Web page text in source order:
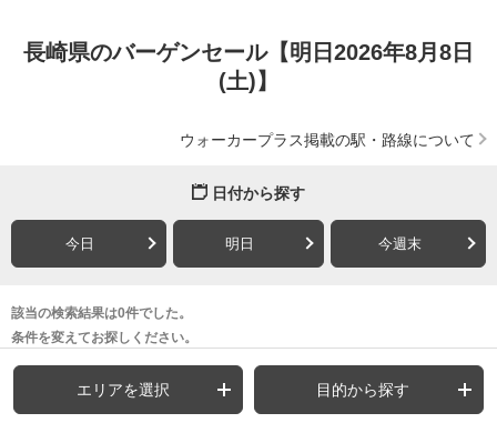
長崎県のバーゲンセール【明日2026年8月8日
(土)】
ウォーカープラス掲載の駅・路線について
日付から探す
今日 明日 今週末
該当の検索結果は0件でした。
条件を変えてお探しください。
エリアを選択 目的から探す